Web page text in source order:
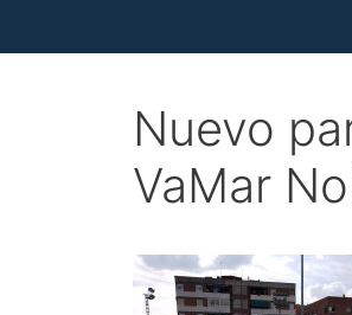
Nuevo
VaMar